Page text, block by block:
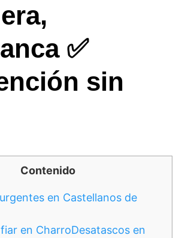
✅
sin
Contenido
en Castellanos de
en CharroDesatascos en